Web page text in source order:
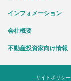
インフォメーション
会社概要
不動産投資家向け情報
サイトポリシー